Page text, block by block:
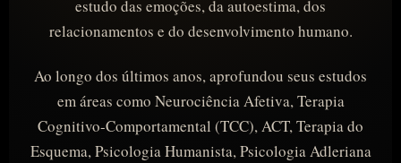
estudo das emoções, da autoestima, dos
relacionamentos e do desenvolvimento humano.
Ao longo dos últimos anos, aprofundou seus estudos
em áreas como Neurociência Afetiva, Terapia
Cognitivo-Comportamental (TCC), ACT, Terapia do
Esquema, Psicologia Humanista, Psicologia Adleriana